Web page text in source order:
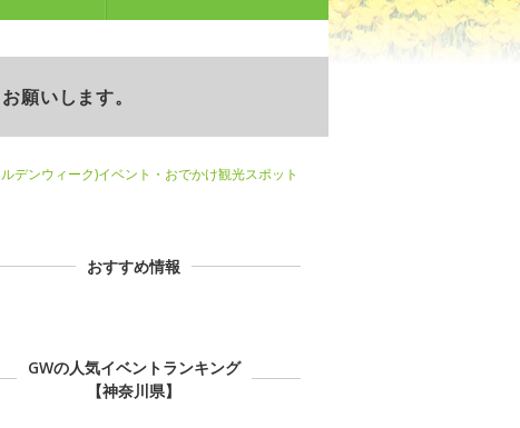
願いします。
デンウィーク)イベント・おでかけ観光スポット
おすすめ情報
GWの人気イベントランキング
【神奈川県】